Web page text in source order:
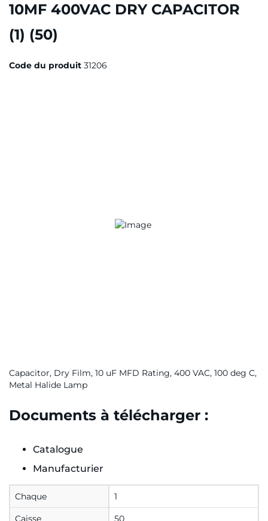
10MF 400VAC DRY CAPACITOR
(1) (50)
Code du produit 31206
Capacitor, Dry Film, 10 uF MFD Rating, 400 VAC, 100 deg C,
Metal Halide Lamp
Documents à télécharger :
Catalogue
Manufacturier
Chaque 1
Caisse 50